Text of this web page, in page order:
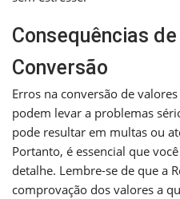
Consequências
Conversão
Erros na conversão de
podem levar a problemas
pode resultar em multas ou
Portanto, é essencial que
detalhe. Lembre-se de que a
comprovação dos valores a